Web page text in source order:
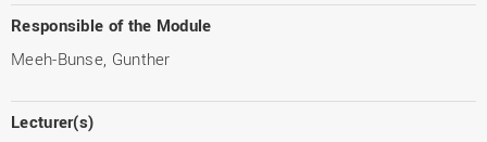
Responsible of the Module
Meeh-Bunse, Gunther
Lecturer(s)